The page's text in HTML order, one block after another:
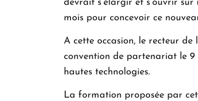
devrait s’élargir et s’ouvrir
mois pour concevoir ce
A cette occasion, le recteur de
convention de partenariat le 9
hautes technologies.
La formation proposée par